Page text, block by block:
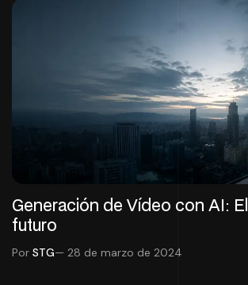
Generación de Vídeo con AI: El
futuro
Por STG— 28 de marzo de 2024